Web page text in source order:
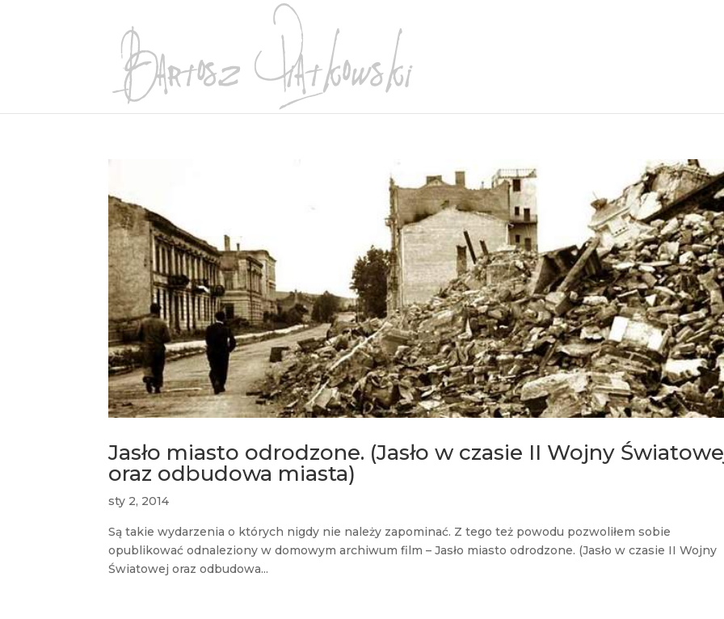
Jasło miasto odrodzone. (Jasło w czasie II Wojny
oraz odbudowa miasta)
sty 2, 2014
Są takie wydarzenia o których nigdy nie należy zapominać. Z tego też powodu pozwoliłem sobie
opublikować odnaleziony w domowym archiwum film – Jasło miasto odrodzone. (Jasło w czasie II Wojny
Światowej oraz odbudowa...